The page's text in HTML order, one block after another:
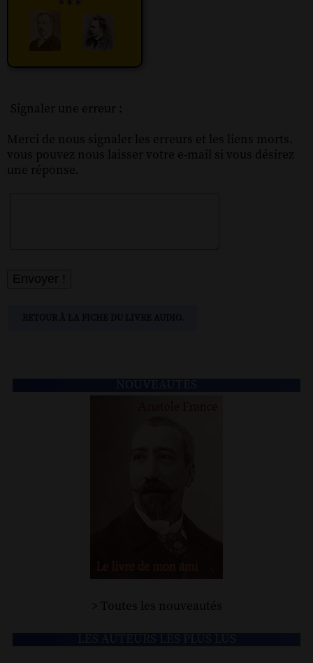
Signaler une erreur :
Merci de nous signaler les erreurs et les liens morts.
vous pouvez nous laisser votre e-mail si vous désirez
une réponse.
> Toutes les nouveautés